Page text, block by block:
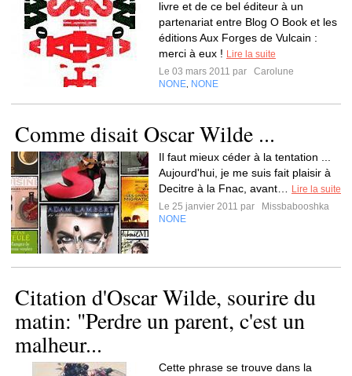
livre et de ce bel éditeur à un
partenariat entre Blog O Book et les
éditions Aux Forges de Vulcain :
merci à eux ! Lire la suite
Le 03 mars 2011 par
Carolune
NONE NONE
Comme disait Oscar Wilde ...
Il faut mieux céder à la tentation ...
Aujourd'hui, je me suis fait plaisir à
Decitre à la Fnac, avant…
Lire la suite
Le 25 janvier 2011 par
Missbabooshka
NONE
Citation d'Oscar Wilde, sourire du
matin: "Perdre un parent, c'est un
malheur...
Cette phrase se trouve dans la